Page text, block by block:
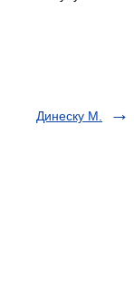
Динеску М.